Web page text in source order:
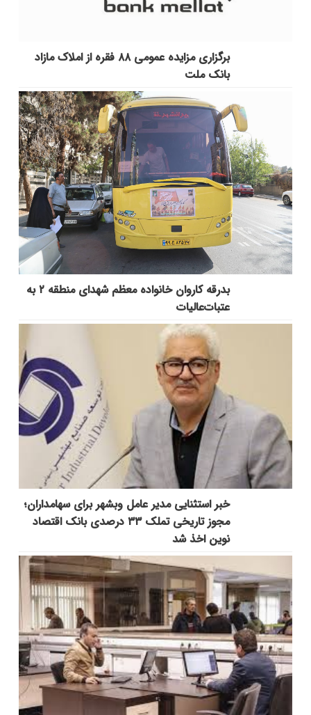
برگزاری مزایده عمومی ۸۸ فقره از املاک مازاد
بانک ملت
بدرقه کاروان خانواده معظم شهدای منطقه ۲ به
عتبات‌عالیات
خبر استثنایی مدیر عامل وبشهر برای سهامداران؛
مجوز تاریخی تملک ۳۳ درصدی بانک اقتصاد
نوین اخذ شد